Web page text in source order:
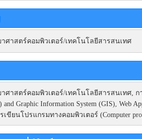
าศาสตร์คอมพิวเตอร์/เทคโนโลยีสารสนเทศ
ศาสตร์คอมพิวเตอร์/เทคโนโลยีสารสนเทศ, กา
and Graphic Information System (GIS),
เขียนโปรแกรมทางคอมพิวเตอร์ (Computer